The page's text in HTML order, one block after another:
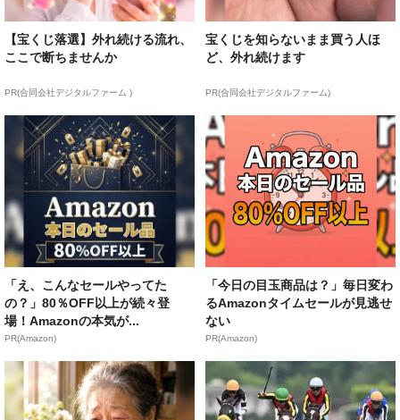
【宝くじ落選】外れ続ける流れ、
ここで断ちませんか
PR(合同会社デジタルファーム )
宝くじを知らないまま買う人ほ
ど、外れ続けます
PR(合同会社デジタルファーム)
「え、こんなセールやってた
の？」80％OFF以上が続々登
場！Amazonの本気が...
PR(Amazon)
「今日の目玉商品は？」毎日変わ
るAmazonタイムセールが見逃せ
ない
PR(Amazon)